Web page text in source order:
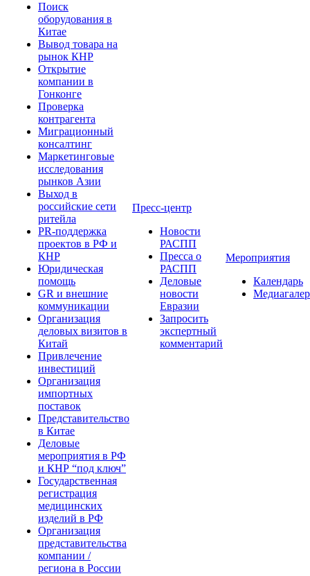
Поиск
оборудования в
Китае
Вывод товара на
рынок КНР
Открытие
компании в
Гонконге
Проверка
контрагента
Миграционный
консалтинг
Маркетинговые
исследования
рынков Азии
Выход в
российские сети
ритейла
PR-поддержка
проектов в РФ и
КНР
Юридическая
помощь
GR и внешние
коммуникации
Организация
деловых визитов в
Китай
Привлечение
инвестиций
Организация
импортных
поставок
Представительство
в Китае
Деловые
мероприятия в РФ
и КНР “под ключ”
Государственная
регистрация
медицинских
изделий в РФ
Организация
представительства
компании /
региона в России
Пресс-центр
Новости
РАСПП
Пресса о
РАСПП
Деловые
новости
Евразии
Запросить
экспертный
комментарий
Мероприятия
Календарь